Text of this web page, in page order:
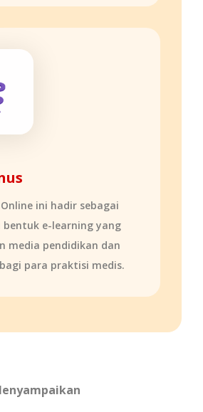
ini hadir sebagai
bentuk e-learning yang
media pendidikan dan
para praktisi medis.